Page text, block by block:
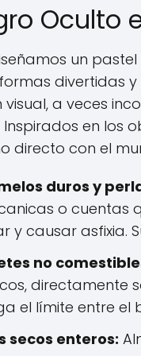
un
divertidas
visual, a veces
Inspirados en los
directo con el
duros y
o cuentas
y causar asfixia.
no
directamente
el límite entre el
secos enteros: